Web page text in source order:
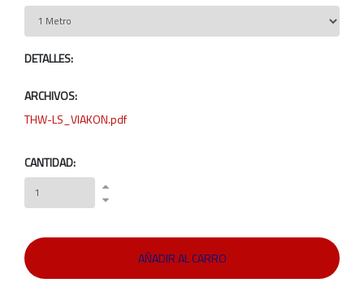
DETALLES:
ARCHIVOS:
THW-LS_VIAKON.pdf
CANTIDAD: